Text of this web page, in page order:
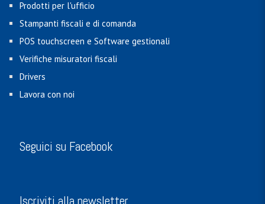
Prodotti per l'ufficio
Stampanti fiscali e di comanda
POS touchscreen e Software gestionali
Verifiche misuratori fiscali
Drivers
Lavora con noi
Seguici su Facebook
Iscriviti alla newsletter